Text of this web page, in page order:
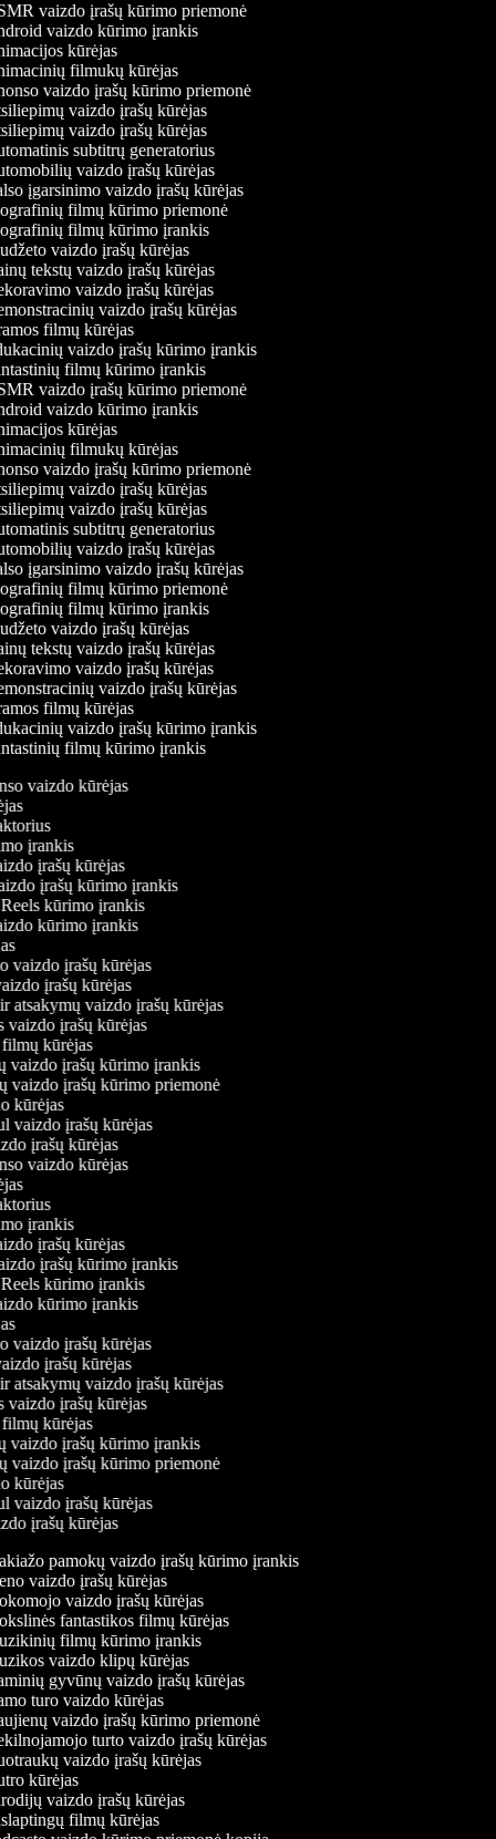
vaizdo įrašų kūrimo priemonė
vaizdo kūrimo įrankis
kūrėjas
filmukų kūrėjas
vaizdo įrašų kūrimo priemonė
vaizdo įrašų kūrėjas
vaizdo įrašų kūrėjas
subtitrų generatorius
vaizdo įrašų kūrėjas
įgarsinimo vaizdo įrašų kūrėjas
filmų kūrimo priemonė
filmų kūrimo įrankis
vaizdo įrašų kūrėjas
tekstų vaizdo įrašų kūrėjas
vaizdo įrašų kūrėjas
vaizdo įrašų kūrėjas
filmų kūrėjas
vaizdo įrašų kūrimo įrankis
filmų kūrimo įrankis
vaizdo įrašų kūrimo priemonė
vaizdo kūrimo įrankis
kūrėjas
filmukų kūrėjas
vaizdo įrašų kūrimo priemonė
vaizdo įrašų kūrėjas
vaizdo įrašų kūrėjas
subtitrų generatorius
vaizdo įrašų kūrėjas
įgarsinimo vaizdo įrašų kūrėjas
filmų kūrimo priemonė
filmų kūrimo įrankis
vaizdo įrašų kūrėjas
tekstų vaizdo įrašų kūrėjas
vaizdo įrašų kūrėjas
vaizdo įrašų kūrėjas
filmų kūrėjas
vaizdo įrašų kūrimo įrankis
filmų kūrimo įrankis
vaizdo kūrėjas
įrankis
įrašų kūrėjas
įrašų kūrimo įrankis
Reels kūrimo įrankis
kūrimo įrankis
vaizdo įrašų kūrėjas
įrašų kūrėjas
atsakymų vaizdo įrašų kūrėjas
vaizdo įrašų kūrėjas
filmų kūrėjas
vaizdo įrašų kūrimo įrankis
vaizdo įrašų kūrimo priemonė
kūrėjas
vaizdo įrašų kūrėjas
įrašų kūrėjas
vaizdo kūrėjas
įrankis
įrašų kūrėjas
įrašų kūrimo įrankis
Reels kūrimo įrankis
kūrimo įrankis
vaizdo įrašų kūrėjas
įrašų kūrėjas
atsakymų vaizdo įrašų kūrėjas
vaizdo įrašų kūrėjas
filmų kūrėjas
vaizdo įrašų kūrimo įrankis
vaizdo įrašų kūrimo priemonė
kūrėjas
vaizdo įrašų kūrėjas
įrašų kūrėjas
pamokų vaizdo įrašų kūrimo įrankis
vaizdo įrašų kūrėjas
vaizdo įrašų kūrėjas
fantastikos filmų kūrėjas
filmų kūrimo įrankis
vaizdo klipų kūrėjas
gyvūnų vaizdo įrašų kūrėjas
turo vaizdo kūrėjas
vaizdo įrašų kūrimo priemonė
turto vaizdo įrašų kūrėjas
vaizdo įrašų kūrėjas
kūrėjas
vaizdo įrašų kūrėjas
filmų kūrėjas